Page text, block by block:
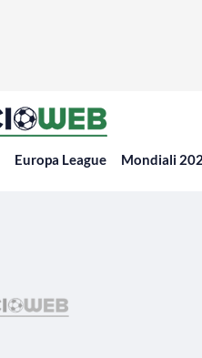
Europa League Mondiali